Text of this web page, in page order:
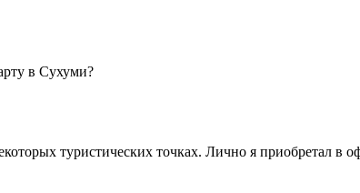
в Сухуми?
туристических точках. Лично я приобретал